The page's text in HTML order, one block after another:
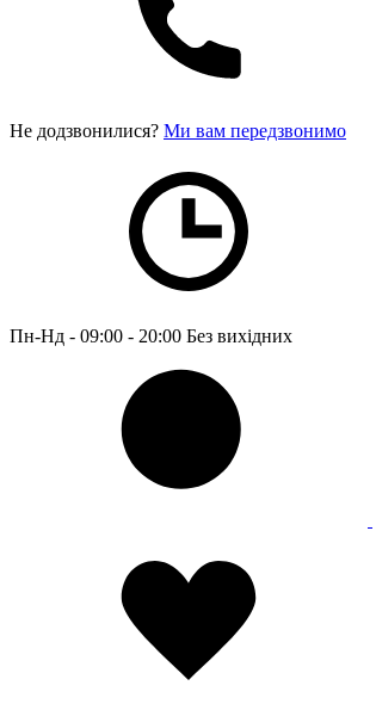
Не додзвонилися? Ми вам передзвонимо
Пн-Нд - 09:00 - 20:00 Без вихідних